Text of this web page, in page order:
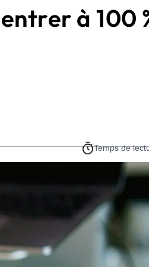
à 100
Temps de